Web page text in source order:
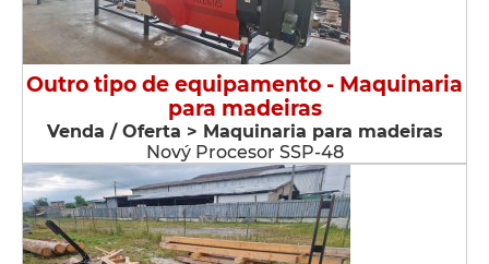
Outro tipo de equipamento - Maquinaria
para madeiras
Venda / Oferta > Maquinaria para madeiras
Nový Procesor SSP-48